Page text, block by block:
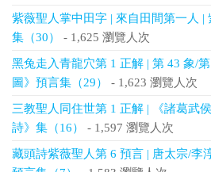
紫薇聖人掌中田字 | 來自田間第一人 |
集（30）
- 1,625 瀏覽人次
黑兔走入青龍穴第 1 正解 | 第 43 象/
圖》預言集（29）
- 1,623 瀏覽人次
三教聖人同住世第 1 正解 | 《諸葛武
詩》集（16）
- 1,597 瀏覽人次
藏頭詩紫薇聖人第 6 預言 | 唐太宗/李